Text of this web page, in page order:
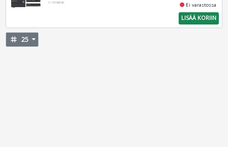
11-70769190 fiber_manual_record Ei varastossa
LISÄÄ KORIIN
tag 25